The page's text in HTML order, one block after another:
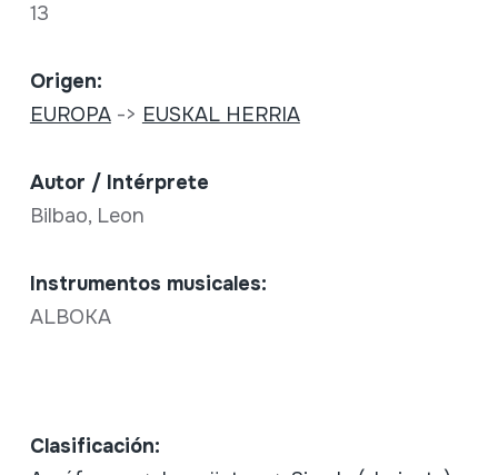
13
Origen:
EUROPA-> EUSKAL HERRIA
Autor / Intérprete
Bilbao, Leon
Instrumentos musicales:
ALBOKA
Clasificación: